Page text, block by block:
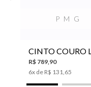
P M G
R$ 789 90
6x de R$ 131 65